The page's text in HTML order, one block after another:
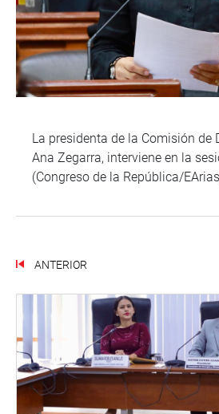
La presidenta de la Comisión de
Ana Zegarra, interviene en la
(Congreso de la República/
ANTERIOR